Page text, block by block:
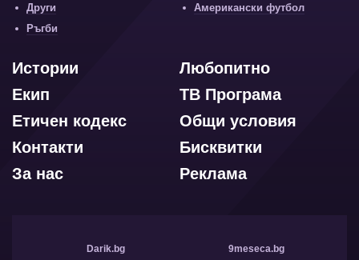
Други
Американски футбол
Ръгби
Любопитно
Истории
ТВ Програма
Екип
Общи условия
Етичен кодекс
Бисквитки
Контакти
Реклама
За нас
Darik.bg 9meseca.bg